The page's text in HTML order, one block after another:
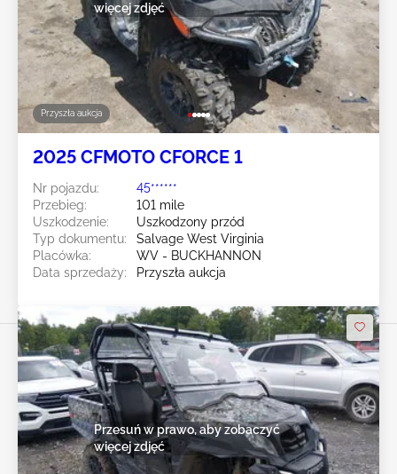
Przyszła aukcja
więcej zdjęć
2025 CFMOTO CFORCE 1
Nr pojazdu:
45******
Przebieg:
101 mile
Uszkodzenie:
Uszkodzony przód
Typ dokumentu:
Salvage West Virginia
Placówka:
WV - BUCKHANNON
Data sprzedaży:
Przyszła aukcja
Przesuń w prawo, aby zobaczyć
więcej zdjęć